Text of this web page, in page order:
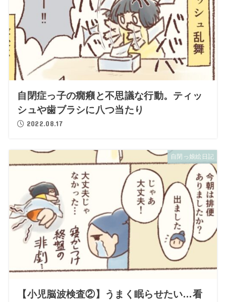
自閉症っ子の癇癪と不思議な行動。ティッ
シュや歯ブラシに八つ当たり
2022.08.17
自閉っ娘絵日記
【小児脳波検査②】うまく眠らせたい…看